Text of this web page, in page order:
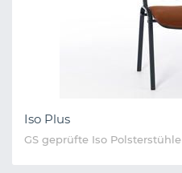
Iso Plus
GS geprüfte Iso Polsterstühle